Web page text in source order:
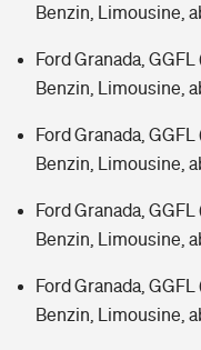
Benzin, Limousine,
Ford Granada,
Benzin, Limousine,
Ford Granada,
Benzin, Limousine,
Ford Granada,
Benzin, Limousine,
Ford Granada, GGFL
Benzin, Limousine,